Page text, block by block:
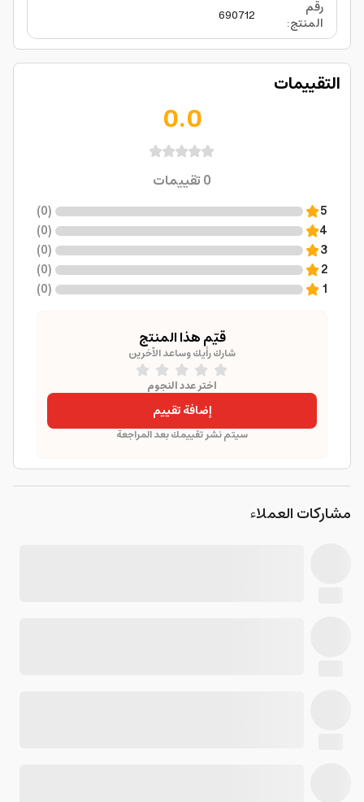
رقم
المنتج:
690712
التقييمات
0.0
0تقييمات
5
(
0
)
4
(
0
)
3
(
0
)
2
(
0
)
1
(
0
)
قيّم هذا المنتج
شارك رأيك وساعد الآخرين
اختر عدد النجوم
إضافة تقييم
سيتم نشر تقييمك بعد المراجعة
مشاركات العملاء